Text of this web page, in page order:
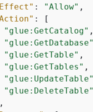
: "Allow" ,
: [
"glue:GetCatalog" ,
"glue:GetDatabase"
"glue:GetTable" ,
"glue:GetTables" ,
"glue:UpdateTable"
"glue:DeleteTable"